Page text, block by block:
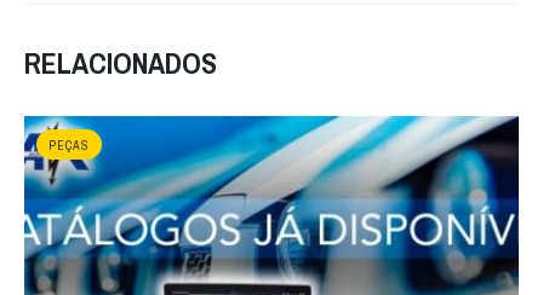
RELACIONADOS
PEÇAS